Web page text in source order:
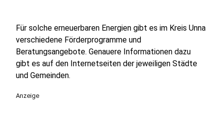
Für solche erneuerbaren Energien gibt es im Kreis Unna
verschiedene Förderprogramme und
Beratungsangebote. Genauere Informationen dazu
gibt es auf den Internetseiten der jeweiligen Städte
und Gemeinden.
Anzeige